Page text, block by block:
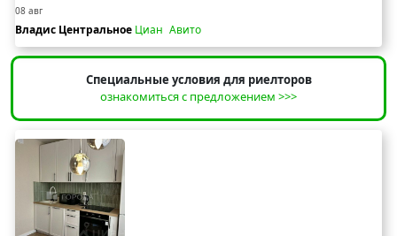
08 авг
Владис Центральное Циан Авито
Специальные условия для риелторов
ознакомиться с предложением >>>